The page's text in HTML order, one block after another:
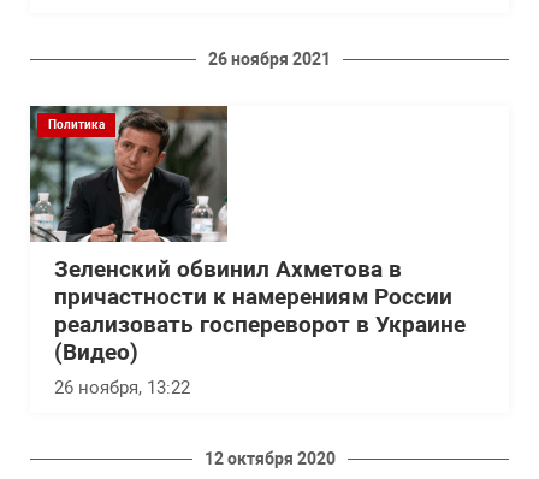
26 ноября 2021
Политика
Зеленский обвинил Ахметова в
причастности к намерениям России
реализовать госпереворот в Украине
(Видео)
26 ноября, 13:22
12 октября 2020